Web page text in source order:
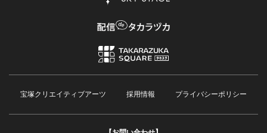
宝塚クリエイティブアーツ 採用情報 プライバシーポリシー